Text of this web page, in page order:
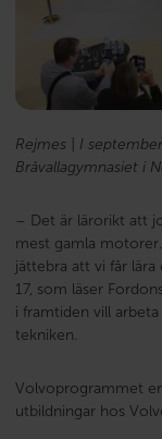
Rejmes | I
Bråvallagymnasiet i
– Det är lärorikt att
mest gamla
jättebra att vi får lära
17, som läser
i framtiden vill
tekniken.
Volvoprogrammet
utbildningar hos